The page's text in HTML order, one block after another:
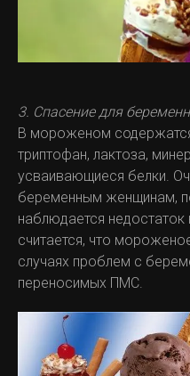
3. Спасение для
В мороженом
триптофан, лактоза,
усваивающиеся белки.
беременным женщинам,
наблюдается
считается, что
случаях проблем с
переносимых ПМС.